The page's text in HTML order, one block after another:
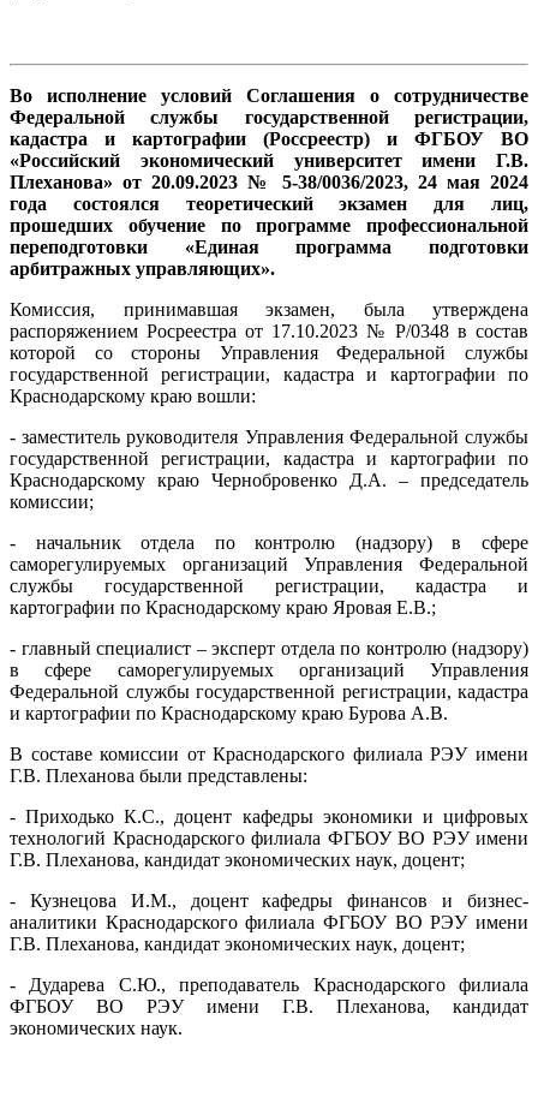
Во исполнение условий Соглашения о сотрудничестве
Федеральной службы государственной регистрации,
кадастра и картографии (Россреестр) и ФГБОУ ВО
«Российский экономический университет имени Г.В.
Плеханова» от 20.09.2023 № 5-38/0036/2023, 24 мая 2024
года состоялся теоретический экзамен для лиц,
прошедших обучение по программе профессиональной
переподготовки «Единая программа подготовки
арбитражных управляющих».
Комиссия, принимавшая экзамен, была утверждена
распоряжением Росреестра от 17.10.2023 № Р/0348 в состав
которой со стороны Управления Федеральной службы
государственной регистрации, кадастра и картографии по
Краснодарскому краю вошли:
- заместитель руководителя Управления Федеральной службы
государственной регистрации, кадастра и картографии по
Краснодарскому краю Чернобровенко Д.А. – председатель
комиссии;
- начальник отдела по контролю (надзору) в сфере
саморегулируемых организаций Управления Федеральной
службы государственной регистрации, кадастра и
картографии по Краснодарскому краю Яровая Е.В.;
- главный специалист – эксперт отдела по контролю (надзору)
в сфере саморегулируемых организаций Управления
Федеральной службы государственной регистрации, кадастра
и картографии по Краснодарскому краю Бурова А.В.
В составе комиссии от Краснодарского филиала РЭУ имени
Г.В. Плеханова были представлены:
- Приходько К.С., доцент кафедры экономики и цифровых
технологий Краснодарского филиала ФГБОУ ВО РЭУ имени
Г.В. Плеханова, кандидат экономических наук, доцент;
- Кузнецова И.М., доцент кафедры финансов и бизнес-
аналитики Краснодарского филиала ФГБОУ ВО РЭУ имени
Г.В. Плеханова, кандидат экономических наук, доцент;
- Дударева С.Ю., преподаватель Краснодарского филиала
ФГБОУ ВО РЭУ имени Г.В. Плеханова, кандидат
экономических наук.